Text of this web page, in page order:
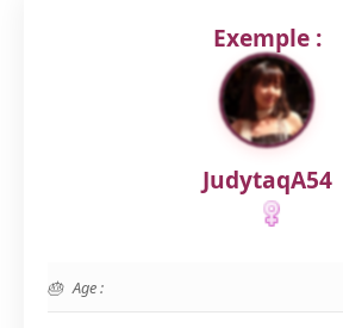
Exemple :
JudytaqA54
Age :